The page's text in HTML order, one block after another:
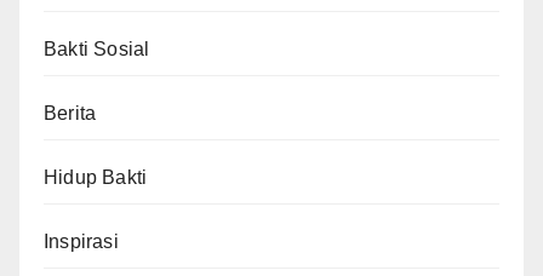
Bakti Sosial
Berita
Hidup Bakti
Inspirasi